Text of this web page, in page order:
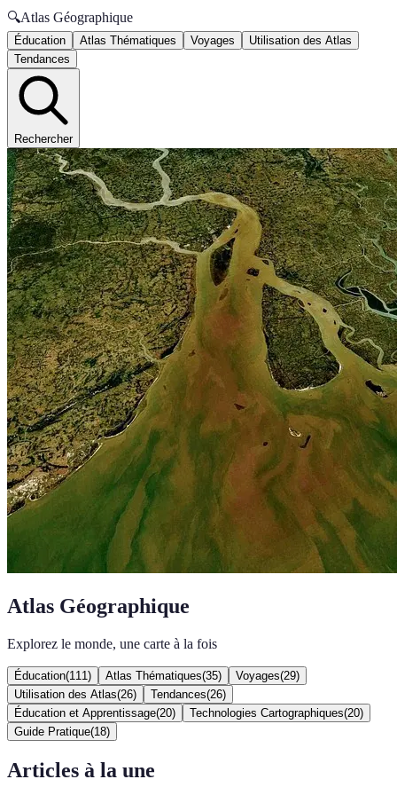
🔍Atlas Géographique
Éducation Atlas Thématiques Voyages
Utilisation des Atlas
Tendances
Rechercher
Atlas Géographique
Explorez le monde, une carte à la fois
Éducation(111 ) Atlas Thématiques(35) Voyages(29)
Utilisation des Atlas(26) Tendances(26)
Éducation et Apprentissage(20) Technologies Cartographiques(20)
Guide Pratique(18)
Articles à la une